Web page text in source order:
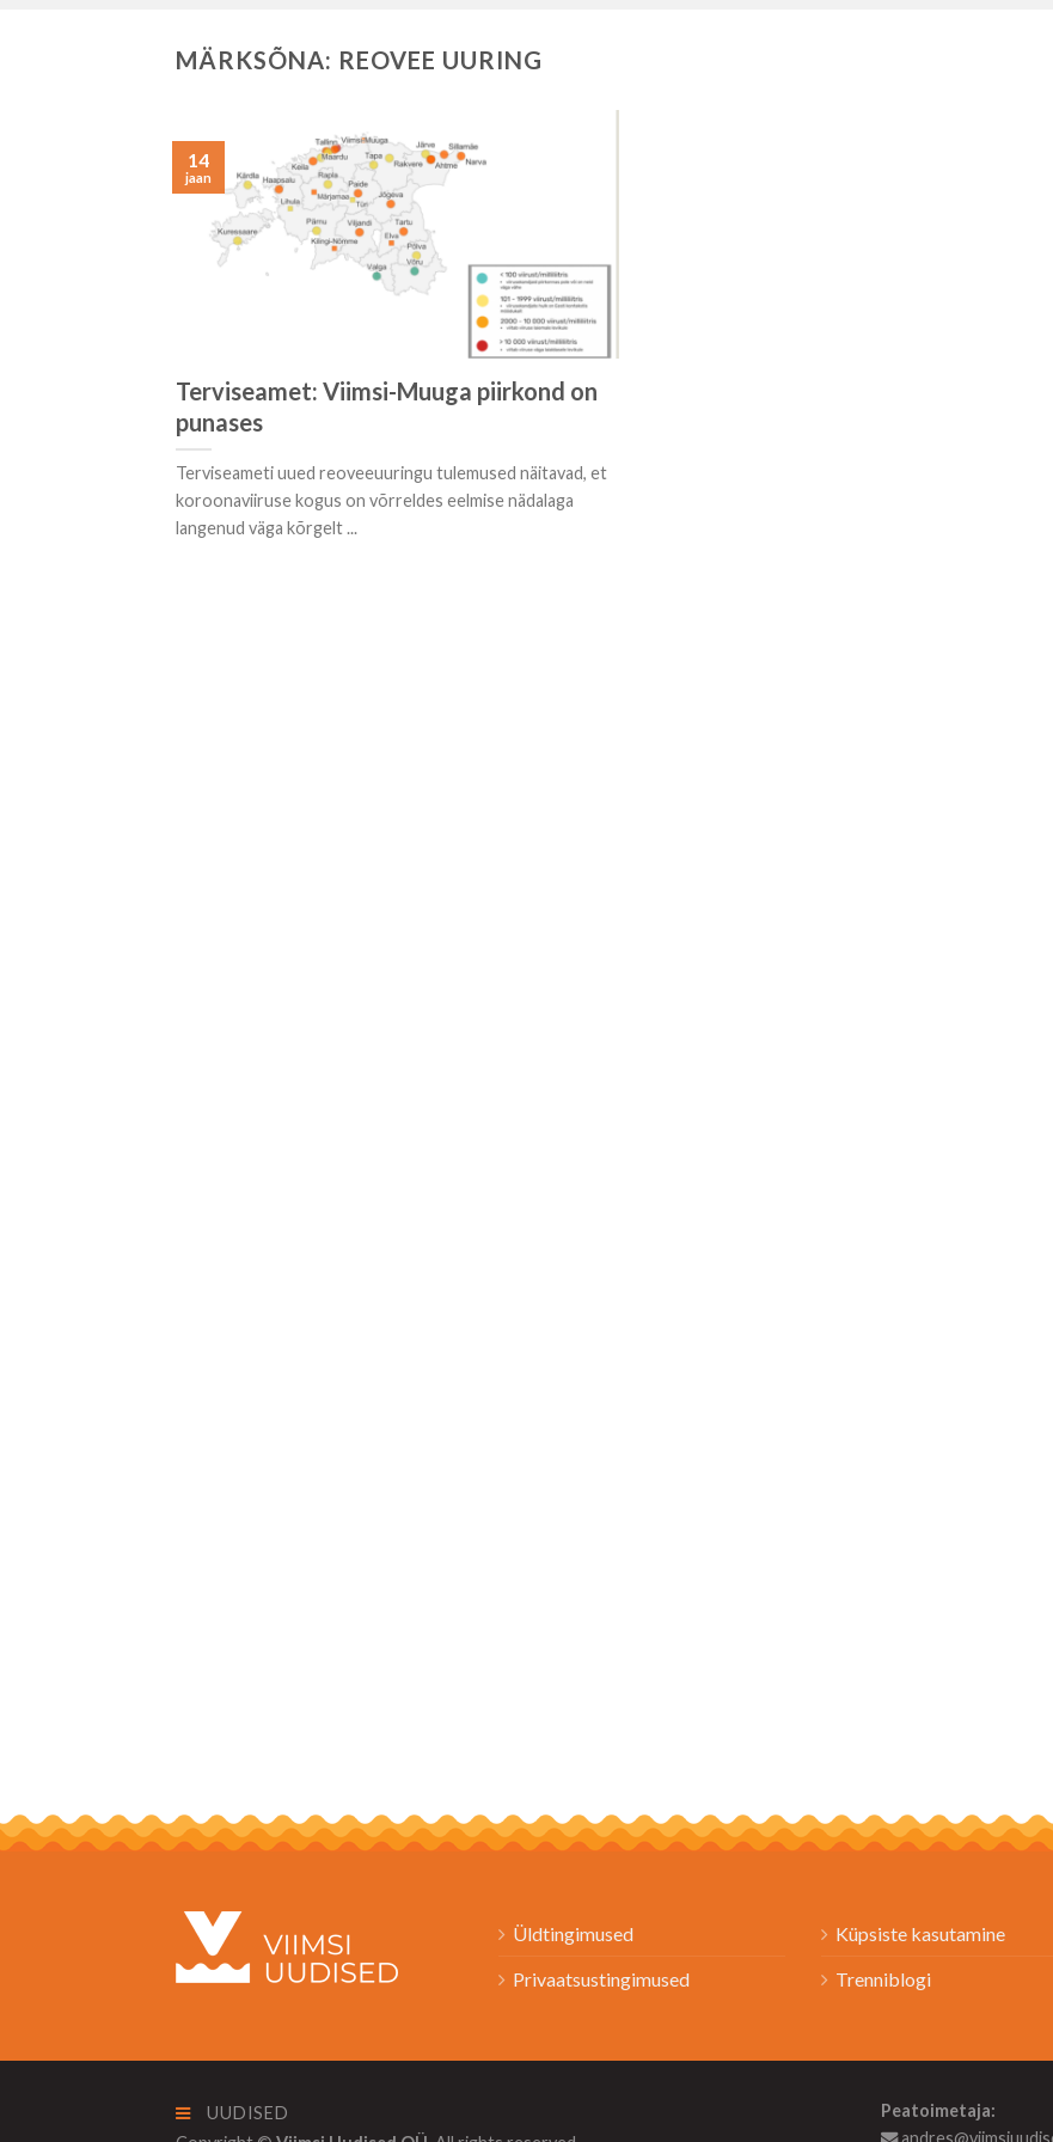
MÄRKSÕNA: REOVEE UURING
Terviseamet: Viimsi-Muuga piirkond on
punases
Terviseameti uued reoveeuuringu tulemused näitavad, et
koroonaviiruse kogus on võrreldes eelmise nädalaga
langenud väga kõrgelt ...
14
jaan
Üldtingimused
Privaatsustingimused
Küpsiste kasutamine
Trenniblogi
Peatoimetaja:
UUDISED